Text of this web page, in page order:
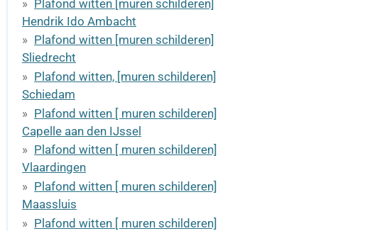
Plafond witten [muren schilderen]
Hendrik Ido Ambacht
Plafond witten [muren schilderen]
Sliedrecht
Plafond witten, [muren schilderen]
Schiedam
Plafond witten [ muren schilderen]
Capelle aan den IJssel
Plafond witten [ muren schilderen]
Vlaardingen
Plafond witten [ muren schilderen]
Maassluis
Plafond witten [ muren schilderen]